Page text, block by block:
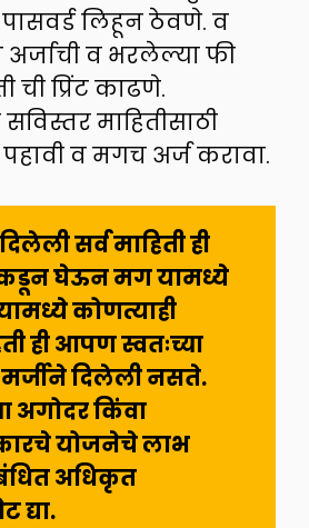
लिहून ठेवणे. व
व भरलेल्या फी
ची प्रिंट काढणे.
सविस्तर माहितीसाठी
पहावी व मगच अर्ज करावा.
सर्व माहिती ही
घेऊन मग यामध्ये
कोणत्याही
ही आपण स्वतःच्या
दिलेली नसते.
अगोदर किंवा
योजनेचे लाभ
अधिकृत
द्या.